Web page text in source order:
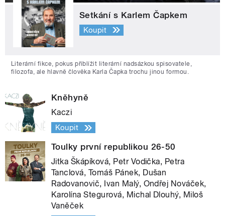
Setkání s Karlem Čapkem
Koupit
Literární fikce, pokus přiblížit literární nadsázkou spisovatele,
filozofa, ale hlavně člověka Karla Čapka trochu jinou formou.
Kněhyně
Kaczi
Koupit
Toulky první republikou 26-50
Jitka Škápíková, Petr Vodička, Petra
Tanclová, Tomáš Pánek, Dušan
Radovanovič, Ivan Malý, Ondřej Nováček,
Karolína Stegurová, Michal Dlouhý, Miloš
Vaněček